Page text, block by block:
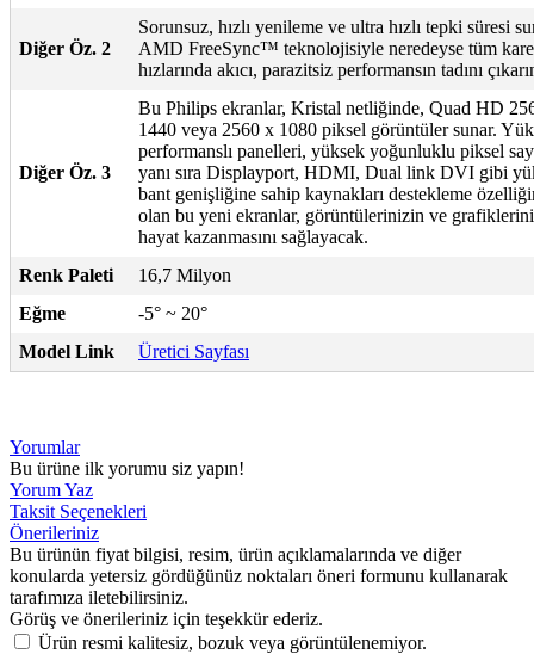
Diğer Öz. 2
Sorunsuz, hızlı yenileme ve ultra hızlı tepki süresi
AMD FreeSync™ teknolojisiyle neredeyse tüm kare
hızlarında akıcı, parazitsiz performansın tadını
Diğer Öz. 3
Bu Philips ekranlar, Kristal netliğinde, Quad HD
1440 veya 2560 x 1080 piksel görüntüler sunar.
performanslı panelleri, yüksek yoğunluklu piksel
yanı sıra Displayport, HDMI, Dual link DVI gibi
bant genişliğine sahip kaynakları destekleme
olan bu yeni ekranlar, görüntülerinizin ve
hayat kazanmasını sağlayacak.
Renk Paleti
16,7 Milyon
Eğme
-5° ~ 20°
Model Link
Üretici Sayfası
Yorumlar
Bu ürüne ilk yorumu siz yapın!
Yorum Yaz
Taksit Seçenekleri
Önerileriniz
Bu ürünün fiyat bilgisi, resim, ürün açıklamalarında ve diğer
konularda yetersiz gördüğünüz noktaları öneri formunu kullanarak
tarafımıza iletebilirsiniz.
Görüş ve önerileriniz için teşekkür ederiz.
Ürün resmi kalitesiz, bozuk veya görüntülenemiyor.